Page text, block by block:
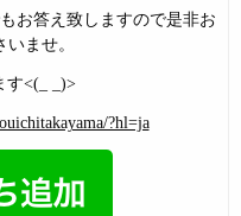
お答え致しますので是非お
ませ。
す<(_ _)>
?hl=ja